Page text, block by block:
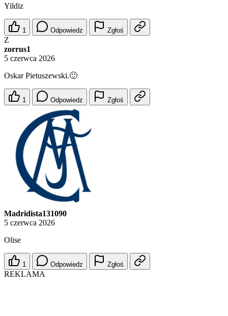
Yildiz
1 Odpowiedz Zgłoś
Z
zorrus1
5 czerwca 2026
Oskar Pietuszewski.🙂
1 Odpowiedz Zgłoś
Madridista131090
5 czerwca 2026
Olise
1 Odpowiedz Zgłoś
REKLAMA